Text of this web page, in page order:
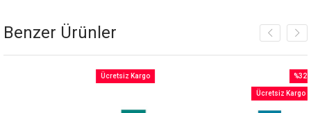
Benzer Ürünler
Ücretsiz Kargo
%32
İndirim
Ücretsiz Kargo